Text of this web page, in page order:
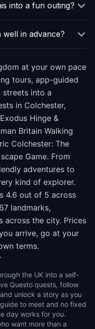
into a fun outing?
in advance?
at your own pace
tours, app-guided
into a
in Colchester,
Hinge &
Britain Walking
Colchester: The
Game. From
adventures to
kind of explorer.
4.6 out of 5 across
landmarks,
across the city. Prices
arrive, go at your
terms.
the UK into a self-
Questo quests, follow
unlock a story as you
to meet and no fixed
day works for you.
want more than a